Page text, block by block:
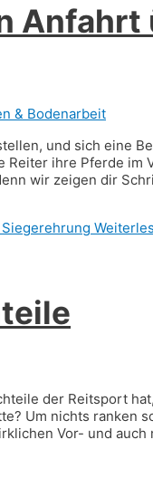
Anfahrt
& Bodenarbeit
und sich eine
ihre Pferde
wir zeigen dir
der Reitsport
Um nichts ranken
Vor- und